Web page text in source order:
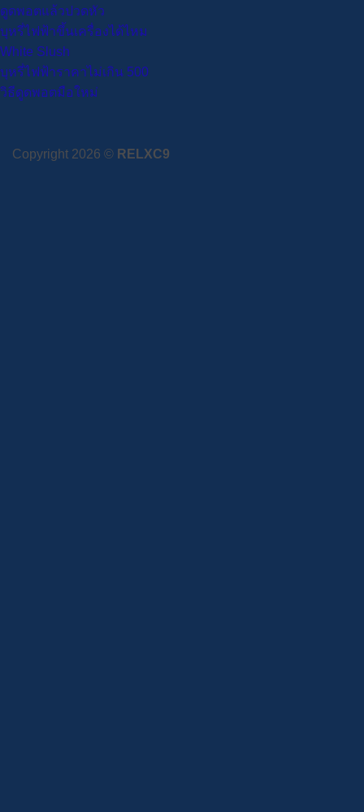
ดูดพอตแล้วปวดหัว
บุหรี่ไฟฟ้าขึ้นเครื่องได้ไหม
White Slush
บุหรี่ไฟฟ้าราคาไม่เกิน 500
วิธีดูดพอตมือใหม่
Copyright 2026 © RELXC9